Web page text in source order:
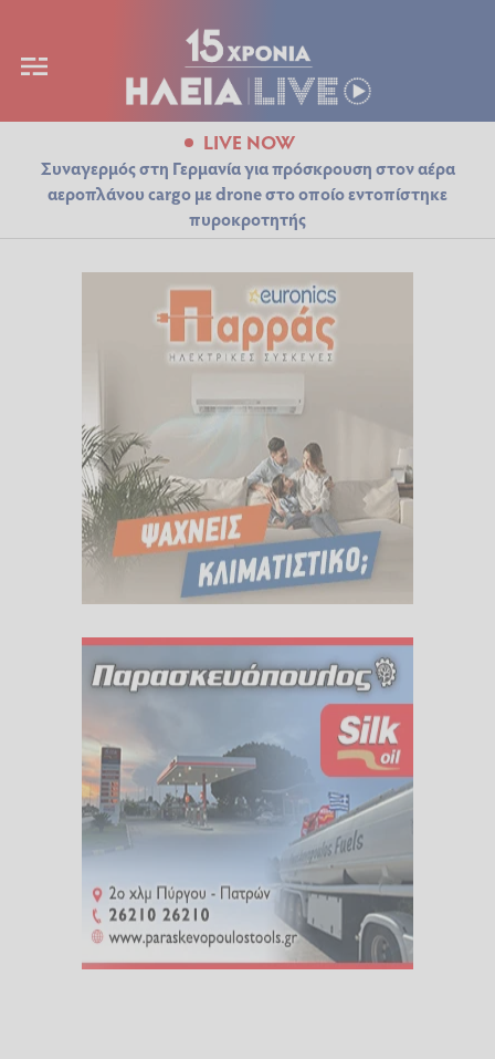
LIVE NOW
Συναγερμός στη Γερμανία για πρόσκρουση στον αέρα
αεροπλάνου cargo με drone στο οποίο εντοπίστηκε
πυροκροτητής